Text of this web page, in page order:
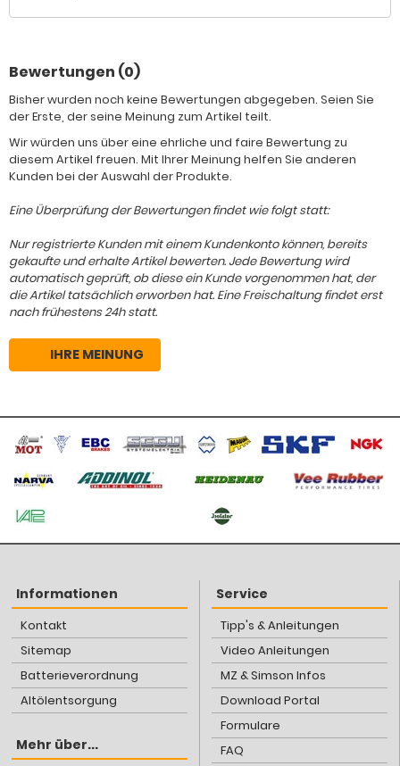
Bewertungen (0)
Bisher wurden noch keine Bewertungen abgegeben. Seien Sie
der Erste, der seine Meinung zum Artikel teilt.
Wir würden uns über eine ehrliche und faire Bewertung zu
diesem Artikel freuen. Mit Ihrer Meinung helfen Sie anderen
Kunden bei der Auswahl der Produkte.
Eine Überprüfung der Bewertungen findet wie folgt statt:
Nur registrierte Kunden mit einem Kundenkonto können, bereits
gekaufte und erhalte Artikel bewerten. Jede Bewertung wird
automatisch geprüft, ob diese ein Kunde vorgenommen hat, der
die Artikel tatsächlich erworben hat. Eine Freischaltung findet erst
nach frühestens 24h statt.
IHRE MEINUNG
Informationen
Kontakt
Sitemap
Batterieverordnung
Altölentsorgung
Mehr über...
Service
Tipp's & Anleitungen
Video Anleitungen
MZ & Simson Infos
Download Portal
Formulare
FAQ